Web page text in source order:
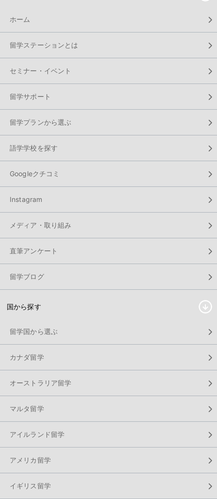
ホーム
留学ステーションとは
セミナー・イベント
留学サポート
留学プランから選ぶ
語学学校を探す
Googleクチコミ
Instagram
メディア・取り組み
直筆アンケート
留学ブログ
国から探す
留学国から選ぶ
カナダ留学
オーストラリア留学
マルタ留学
アイルランド留学
アメリカ留学
イギリス留学